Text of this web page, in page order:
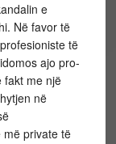
e
Në favor të
të
ajo pro-
fakt me një
në
më private të